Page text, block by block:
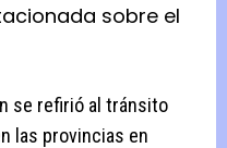
sobre el
se refirió al tránsito
las provincias en